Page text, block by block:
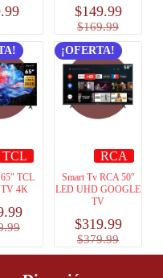
$169.99
$149.99
TCL
TCL
TV 4K
¡OFERTA!
RCA
Smart Tv RCA 50″
LED UHD GOOGLE
TV
$379.99
$319.99